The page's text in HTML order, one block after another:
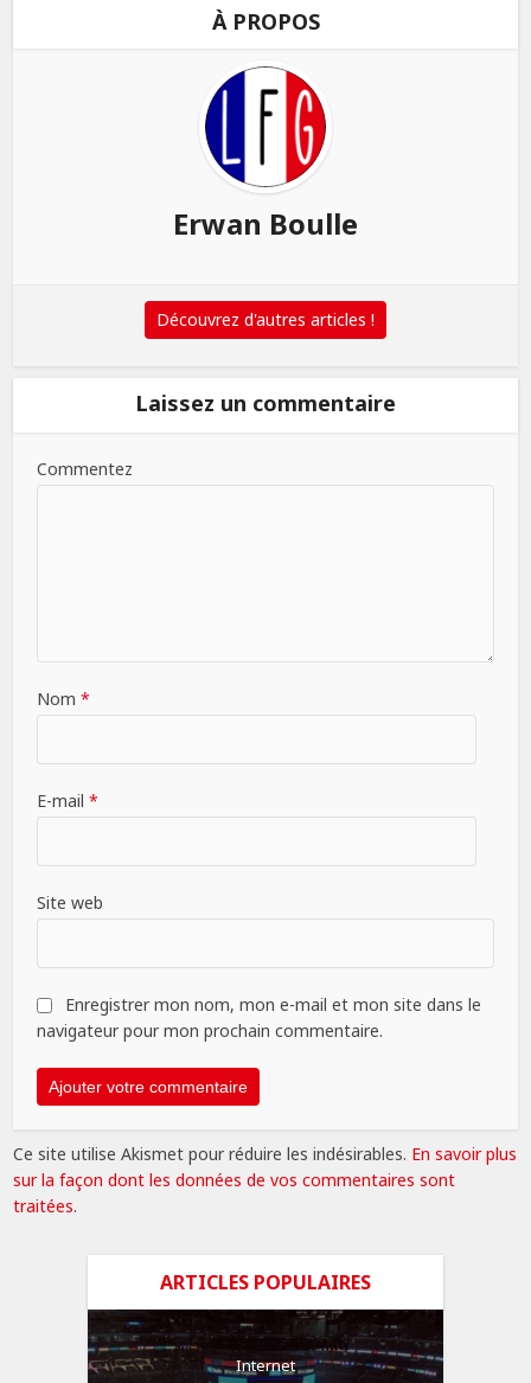
À PROPOS
Erwan Boulle
Découvrez d'autres articles !
Laissez un commentaire
Commentez
Nom*
E-mail*
Site web
Enregistrer mon nom, mon e-mail et mon site dans le
navigateur pour mon prochain commentaire.
Ce site utilise Akismet pour réduire les indésirables. En savoir plus
sur la façon dont les données de vos commentaires sont
traitées.
ARTICLES POPULAIRES
Internet